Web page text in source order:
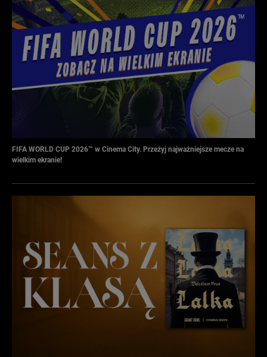
FIFA WORLD CUP 2026™ w Cinema City. Przeżyj najważniejsze mecze na
wielkim ekranie!